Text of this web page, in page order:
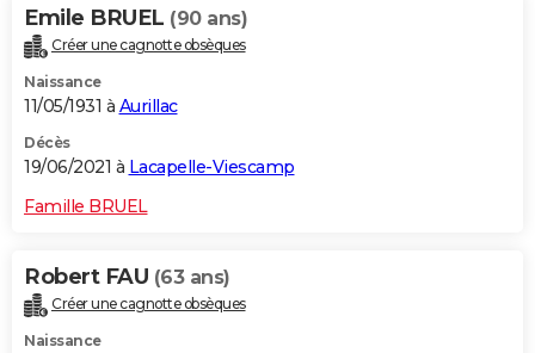
Emile BRUEL (90 ans)
Créer une cagnotte obsèques
Naissance
11/05/1931 à Aurillac
Décès
19/06/2021 à Lacapelle-Viescamp
Famille BRUEL
Robert FAU (63 ans)
Créer une cagnotte obsèques
Naissance